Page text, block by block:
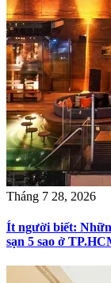
Tháng 7 28, 2026
Ít người biết:
sạn 5 sao ở